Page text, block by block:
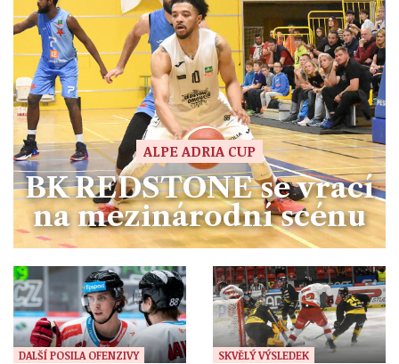
ALPE ADRIA CUP
BK REDSTONE se vrací
na mezinárodní scénu
DALŠÍ POSILA OFENZIVY SKVĚLÝ VÝSLEDEK